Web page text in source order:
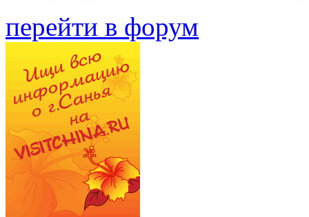
перейти в форум